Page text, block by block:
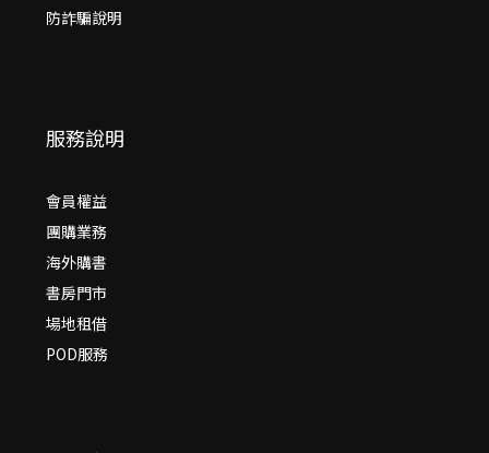
防詐騙說明
服務說明
會員權益
團購業務
海外購書
書房門市
場地租借
POD服務